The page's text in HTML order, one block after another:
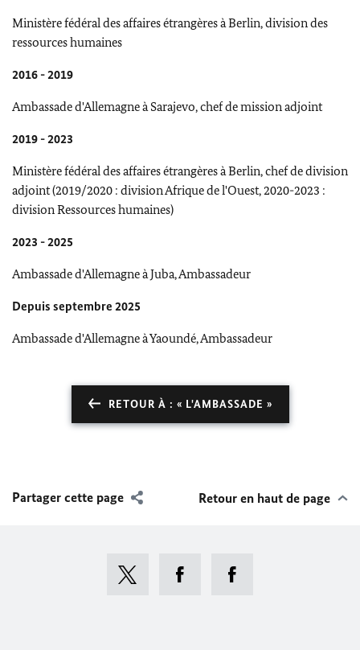
Ministère fédéral des affaires étrangères à Berlin, division des
ressources humaines
2016 - 2019
Ambassade d'Allemagne à Sarajevo, chef de mission adjoint
2019 - 2023
Ministère fédéral des affaires étrangères à Berlin, chef de division
adjoint (2019/2020 : division Afrique de l'Ouest, 2020-2023 :
division Ressources humaines)
2023 - 2025
Ambassade d'Allemagne à Juba, Ambassadeur
Depuis septembre 2025
Ambassade d'Allemagne à Yaoundé, Ambassadeur
RETOUR À : « L'AMBASSADE »
Partager cette page Retour en haut de page